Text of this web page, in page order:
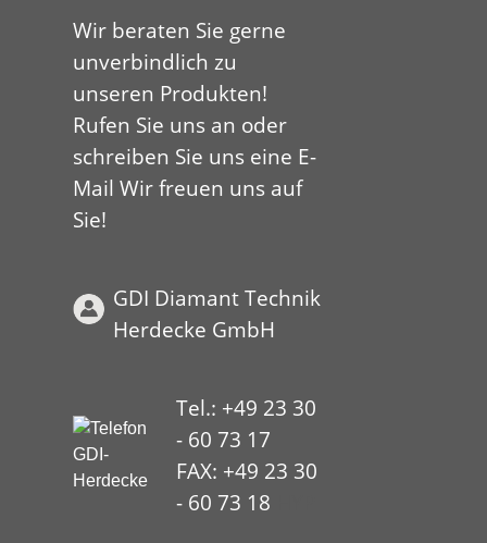
Wir beraten Sie gerne
unverbindlich zu
unseren Produkten!
Rufen Sie uns an oder
schreiben Sie uns eine E-
Mail Wir freuen uns auf
Sie!
GDI Diamant Technik
Herdecke GmbH
Tel.: +49 23 30
- 60 73 17
FAX: +49 23 30
- 60 73 18